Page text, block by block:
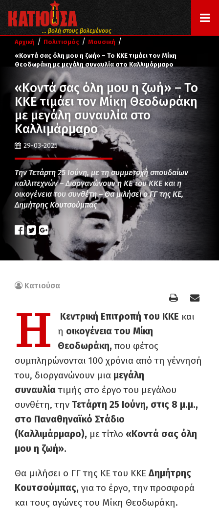
... βολή στους βολεμένους
Αρχική / Πολιτισμός / Μουσική /
«Κοντά σας όλη μου η ζωή» – Το ΚΚΕ τιμάει τον Μίκη
Θεοδωράκη με μεγάλη συναυλία στο Καλλιμάρμαρο
«Κοντά σας όλη μου η ζωή» – Το
ΚΚΕ τιμάει τον Μίκη Θεοδωράκη
με μεγάλη συναυλία στο
Καλλιμάρμαρο
29-03-2025
Την Τετάρτη 25 Ιούνη, με τη συμμετοχή σπουδαίων
καλλιτεχνών – Διοργανώνουν η ΚΕ του ΚΚΕ και η
οικογένεια του συνθέτη – Θα μιλήσει ο ΓΓ της ΚΕ,
Δημήτρης Κουτσούμπας
Κατιούσα
Η Κεντρική Επιτροπή του ΚΚΕ και
η οικογένεια του Μίκη
Θεοδωράκη, που φέτος
συμπληρώνονται 100 χρόνια από τη γέννησή
του, διοργανώνουν μια μεγάλη
συναυλίατιμής στο έργο του μεγάλου
συνθέτη, την Τετάρτη 25 Ιούνη, στις 8 μ.μ.,
στο Παναθηναϊκό Στάδιο
(Καλλιμάρμαρο), με τίτλο «Κοντά σας όλη
μου η ζωή».
Θα μιλήσει ο ΓΓ της ΚΕ του ΚΚΕ Δημήτρης
Κουτσούμπας, για το έργο, την προσφορά
και τους αγώνες του Μίκη Θεοδωράκη.